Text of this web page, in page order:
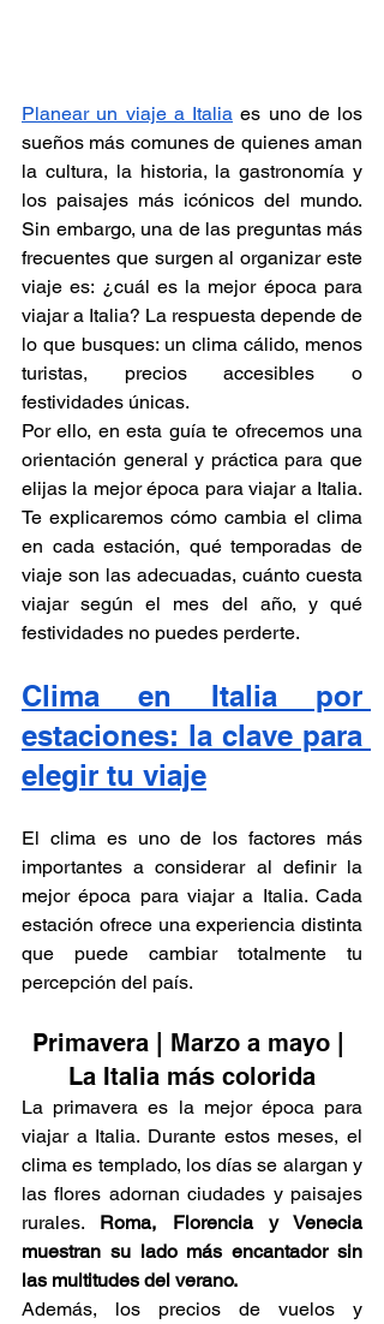
Planear un viaje a Italia es uno de los
sueños más comunes de quienes aman
la cultura, la historia, la gastronomía y
los paisajes más icónicos del mundo.
Sin embargo, una de las preguntas más
frecuentes que surgen al organizar este
viaje es: ¿cuál es la mejor época para
viajar a Italia? La respuesta depende de
lo que busques: un clima cálido, menos
turistas, precios accesibles o
festividades únicas.
Por ello, en esta guía te ofrecemos una
orientación general y práctica para que
elijas la mejor época para viajar a Italia.
Te explicaremos cómo cambia el clima
en cada estación, qué temporadas de
viaje son las adecuadas, cuánto cuesta
viajar según el mes del año, y qué
festividades no puedes perderte.
Clima en Italia por
estaciones: la clave para
elegir tu viaje
El clima es uno de los factores más
importantes a considerar al definir la
mejor época para viajar a Italia. Cada
estación ofrece una experiencia distinta
que puede cambiar totalmente tu
percepción del país.
Primavera | Marzo a mayo |
La Italia más colorida
La primavera es la mejor época para
viajar a Italia. Durante estos meses, el
clima es templado, los días se alargan y
las flores adornan ciudades y paisajes
rurales. Roma, Florencia y Venecia
muestran su lado más encantador sin
las multitudes del verano.
Además, los precios de vuelos y